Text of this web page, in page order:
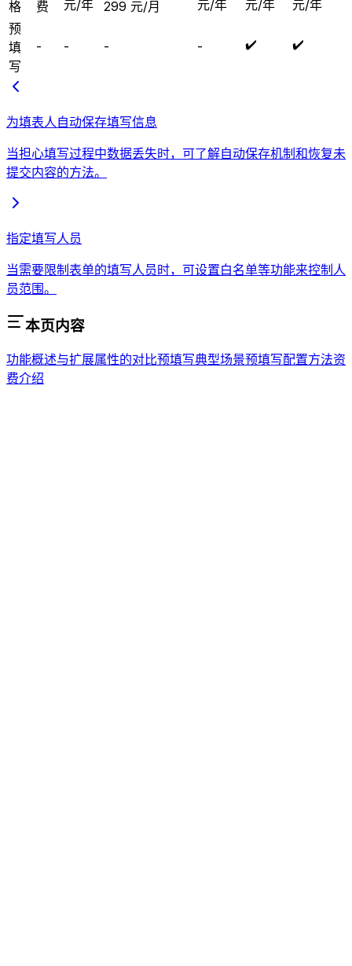
格 费 元/年 299 元/月 元/年 元/年
元/年
预
填
写
- - - - ✔️ ✔️
为填表人自动保存填写信息
当担心填写过程中数据丢失时，可了解自动保存机制和恢复未
提交内容的方法。
指定填写人员
当需要限制表单的填写人员时，可设置白名单等功能来控制人
员范围。
本页内容
功能概述与扩展属性的对比预填写典型场景预填写配置方法资
费介绍